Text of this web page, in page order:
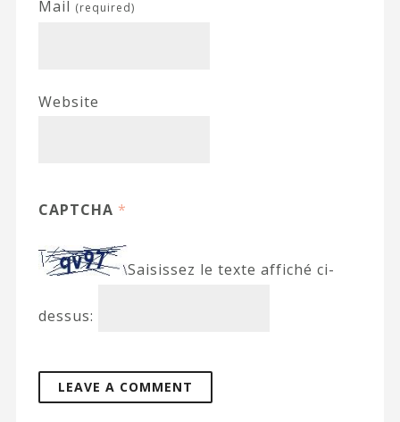
Mail (required)
Website
CAPTCHA *
Saisissez le texte affiché ci-
dessus: